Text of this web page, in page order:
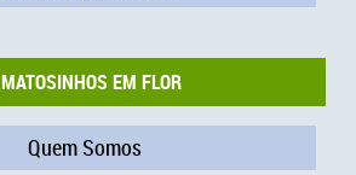
MATOSINHOS EM FLOR
Quem Somos